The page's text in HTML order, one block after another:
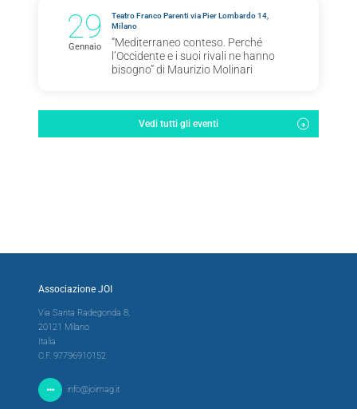
29
Gennaio
Teatro Franco Parenti via Pier Lombardo 14,
Milano
“Mediterraneo conteso. Perché
l’Occidente e i suoi rivali ne hanno
bisogno” di Maurizio Molinari
Vedi tutti gli eventi
Associazione JOI
Via Santa Radegonda 8,
20121 Milano
Italia
C.F. 97796910152
info@joimag.it